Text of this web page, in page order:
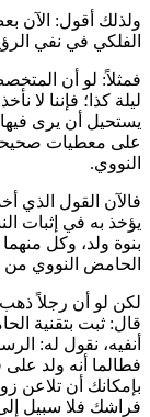
ولذلك أقول: الآن
الفلكي في نفي
فمثلاً: لو أن
ليلة كذا؛ فإننا لا
يستحيل أن يرى فيها
على معطيات
النووي.
فالآن القول الذي
يؤخذ به في إثبات
بنوة ولد، وكل
الحامض النووي من
قال: ثبت بتقنية
أنفيه، نقول له:
فطالما أنه ولد
بإمكانك أن تلاعن
فراشك فلا سبيل